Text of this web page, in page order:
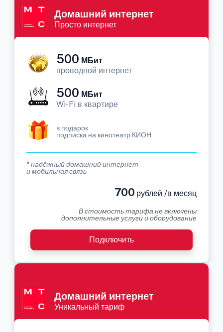
Домашний интернет
Просто интернет
500 МБит
проводной интернет
500 МБит
Wi-Fi в квартире
в подарок
подписка на кинотеатр КИОН
* надёжный домашний интернет
и мобильная связь
700 рублей /в месяц
В стоимость тарифа не включены
дополнительные услуги и оборудование
Подключить
Домашний интернет
Уникальный тариф